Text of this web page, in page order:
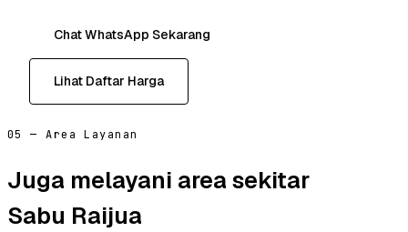
Chat WhatsApp Sekarang
Lihat Daftar Harga
05 — Area Layanan
Juga melayani area sekitar
Sabu Raijua